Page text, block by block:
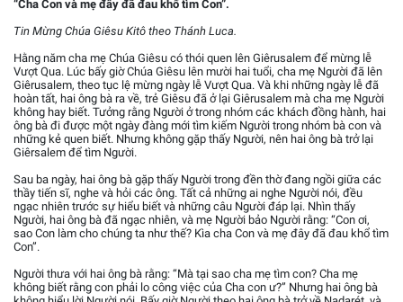
“Cha Con và mẹ đây đã đau khổ tìm Con”.
Tin Mừng Chúa Giêsu Kitô theo Thánh Luca.
Hằng năm cha mẹ Chúa Giêsu có thói quen lên Giêrusalem để mừng lễ
Vượt Qua. Lúc bấy giờ Chúa Giêsu lên mười hai tuổi, cha mẹ Người đã lên
Giêrusalem, theo tục lệ mừng ngày lễ Vượt Qua. Và khi những ngày lễ đã
hoàn tất, hai ông bà ra về, trẻ Giêsu đã ở lại Giêrusalem mà cha mẹ Người
không hay biết. Tưởng rằng Người ở trong nhóm các khách đồng hành, hai
ông bà đi được một ngày đàng mới tìm kiếm Người trong nhóm bà con và
những kẻ quen biết. Nhưng không gặp thấy Người, nên hai ông bà trở lại
Giêrsalem để tìm Người.
Sau ba ngày, hai ông bà gặp thấy Người trong đền thờ đang ngồi giữa các
thầy tiến sĩ, nghe và hỏi các ông. Tất cả những ai nghe Người nói, đều
ngạc nhiên trước sự hiểu biết và những câu Người đáp lại. Nhìn thấy
Người, hai ông bà đã ngạc nhiên, và mẹ Người bảo Người rằng: “Con ơi,
sao Con làm cho chúng ta như thế? Kìa cha Con và mẹ đây đã đau khổ tìm
Con”.
Người thưa với hai ông bà rằng: “Mà tại sao cha mẹ tìm con? Cha mẹ
không biết rằng con phải lo công việc của Cha con ư?” Nhưng hai ông bà